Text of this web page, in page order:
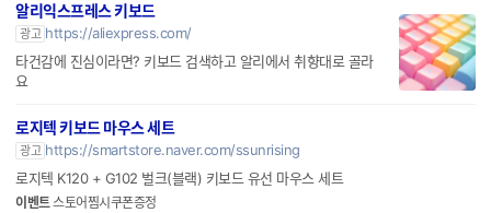
알리익스프레스 키보드
광고 https://aliexpress.com/
타건감에 진심이라면? 키보드 검색하고 알리에서 취향대로 골라
요
로지텍 키보드 마우스 세트
광고 https://smartstore.naver.com/ssunrising
로지텍 K120 + G102 벌크(블랙) 키보드 유선 마우스 세트
이벤트스토어찜시쿠폰증정